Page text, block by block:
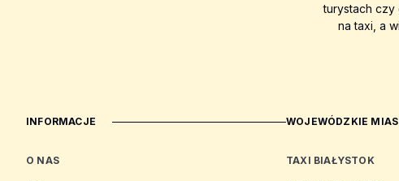
turystach czy
na taxi, a
INFORMACJE
O NAS
WOJEWÓDZKIE
TAXI BIAŁYSTOK